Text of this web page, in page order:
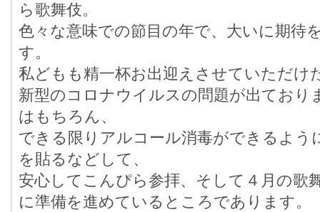
ら歌舞伎。
色々な意味での節目の年で、大いに期待
す。
私どもも精一杯お出迎えさせていただけ
新型のコロナウイルスの問題が出ており
はもちろん、
できる限りアルコール消毒ができるよう
を貼るなどして、
安心してこんぴら参拝、そして４月の歌
に準備を進めているところであります。